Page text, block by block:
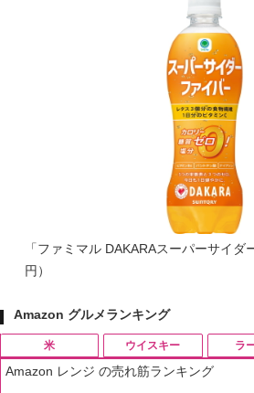
「ファミマル DAKARAスーパーサイダ
円）
Amazon グルメランキング
米 ウイスキー ラ
Amazon レンジ の売れ筋ランキング